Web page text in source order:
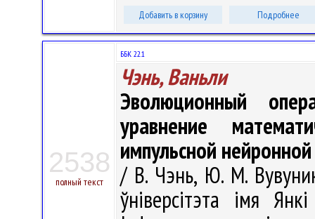
Добавить в корзину Подробнее
2538
полный текст
ББК 22.1
Чэнь, Ваньли
Эволюционный
уравнение
импульсной
/ В. Чэнь, Ю. М.
ўніверсітэта імя